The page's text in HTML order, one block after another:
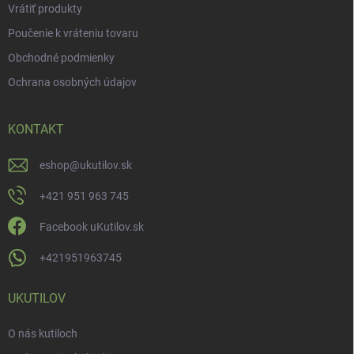
Vrátiť produkty
Poučenie k vráteniu tovaru
Obchodné podmienky
Ochrana osobných údajov
KONTAKT
eshop@ukutilov.sk
+421 951 963 745
Facebook uKutilov.sk
+421951963745
UKUTILOV
O nás kutiloch